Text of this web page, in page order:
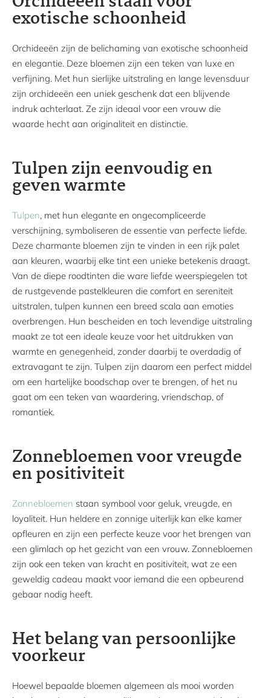
exotische schoonheid
Orchideeën zijn de belichaming van exotische schoonheid
en elegantie. Deze bloemen zijn een teken van luxe en
verfijning. Met hun sierlijke uitstraling en lange levensduur
zijn orchideeën een uniek geschenk dat een blijvende
indruk achterlaat. Ze zijn ideaal voor een vrouw die
waarde hecht aan originaliteit en distinctie.
Tulpen zijn eenvoudig en
geven warmte
Tulpen, met hun elegante en ongecompliceerde
verschijning, symboliseren de essentie van perfecte liefde.
Deze charmante bloemen zijn te vinden in een rijk palet
aan kleuren, waarbij elke tint een unieke betekenis draagt.
Van de diepe roodtinten die ware liefde weerspiegelen tot
de rustgevende pastelkleuren die comfort en sereniteit
uitstralen, tulpen kunnen een breed scala aan emoties
overbrengen. Hun bescheiden en toch levendige uitstraling
maakt ze tot een ideale keuze voor het uitdrukken van
warmte en genegenheid, zonder daarbij te overdadig of
extravagant te zijn. Tulpen zijn daarom een perfect middel
om een hartelijke boodschap over te brengen, of het nu
gaat om een teken van waardering, vriendschap, of
romantiek.
Zonnebloemen voor vreugde
en positiviteit
Zonnebloemen staan symbool voor geluk, vreugde, en
loyaliteit. Hun heldere en zonnige uiterlijk kan elke kamer
opfleuren en zijn een perfecte keuze voor het brengen van
een glimlach op het gezicht van een vrouw. Zonnebloemen
zijn ook een teken van kracht en positiviteit, wat ze een
geweldig cadeau maakt voor iemand die een opbeurend
gebaar nodig heeft.
Het belang van persoonlijke
voorkeur
Hoewel bepaalde bloemen algemeen als mooi worden